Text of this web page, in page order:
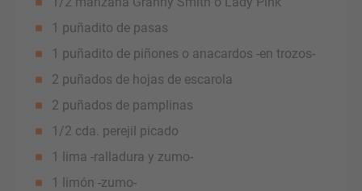
1 puñadito de pasas
1 puñadito de piñones o anacardos -en trozos-
2 puñados de hojas de escarola
2 puñados de pamplinas
1/2 cda. perejil picado
1 lima -ralladura y zumo-
1 limón -zumo-